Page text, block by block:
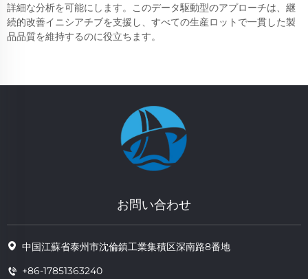
詳細な分析を可能にします。このデータ駆動型のアプローチは、継
続的改善イニシアチブを支援し、すべての生産ロットで一貫した製
品品質を維持するのに役立ちます。
お問い合わせ
中国江蘇省泰州市沈倫鎮工業集積区深南路8番地
+86-17851363240